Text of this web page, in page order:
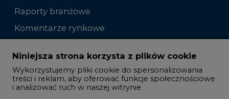
Raporty branżowe
Komentarze rynkowe
Zmiany kadrowe na rynku
Studio CIRE
Rozmowy o energetyce
Niniejsza strona korzysta z plików cookie
Wykorzystujemy pliki cookie do spersonalizowania
treści i reklam, aby oferować funkcje społecznościowe
i analizować ruch w naszej witrynie.